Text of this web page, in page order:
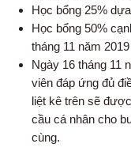
Học bổng 25%
Học bổng 50%
tháng 11 năm 2019
Ngày 16 tháng 11
viên đáp ứng đủ
liệt kê trên sẽ
cầu cá nhân cho
cùng.